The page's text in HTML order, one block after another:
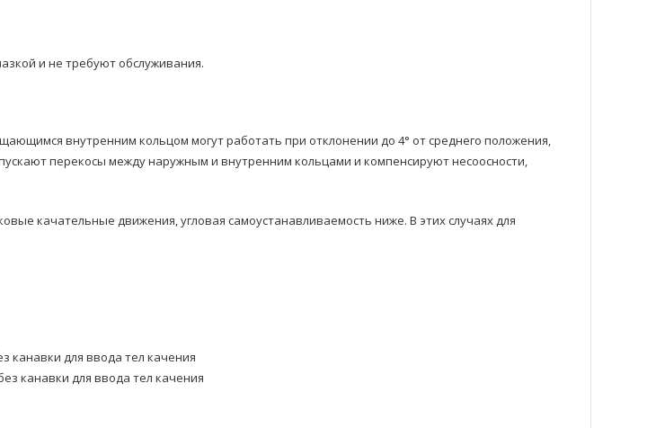
и не требуют обслуживания.
внутренним кольцом могут работать при отклонении до 4° от среднего положения,
перекосы между наружным и внутренним кольцами и компенсируют несоосности,
качательные движения, угловая самоустанавливаемость ниже. В этих случаях для
канавки для ввода тел качения
канавки для ввода тел качения